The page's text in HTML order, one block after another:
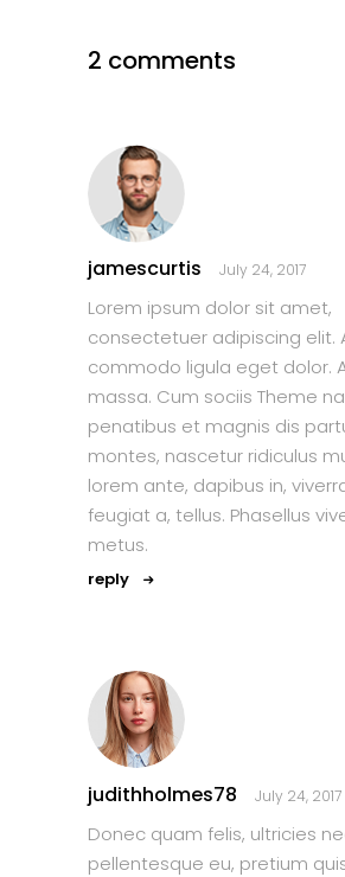
2 comments
jamescurtis July 24, 2017
Lorem ipsum dolor sit amet,
consectetuer adipiscing elit.
commodo ligula eget dolor.
massa. Cum sociis Theme
penatibus et magnis dis
montes, nascetur ridiculus
lorem ante, dapibus in,
feugiat a, tellus. Phasellus
metus.
reply
judithholmes78 July 24, 2017
Donec quam felis, ultricies
pellentesque eu, pretium